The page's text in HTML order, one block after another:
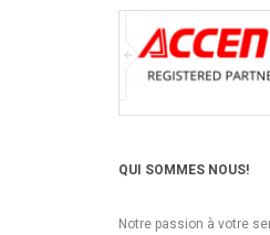
QUI SOMMES NOUS!
Notre passion à votre